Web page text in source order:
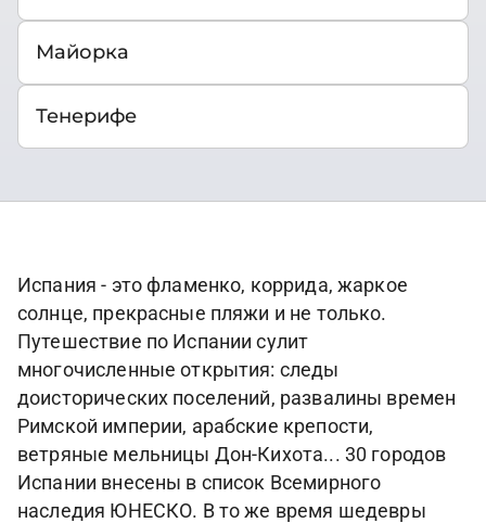
Майорка
Тенерифе
Испания - это фламенко, коррида, жаркое
солнце, прекрасные пляжи и не только.
Путешествие по Испании сулит
многочисленные открытия: следы
доисторических поселений, развалины времен
Римской империи, арабские крепости,
ветряные мельницы Дон-Кихота... 30 городов
Испании внесены в список Всемирного
наследия ЮНЕСКО. В то же время шедевры